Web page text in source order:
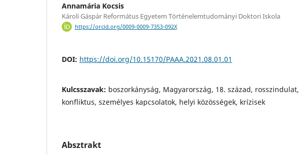
Annamária Kocsis
Károli Gáspár Református Egyetem Történelemtudományi Doktori Iskola
https://orcid.org/0009-0009-7353-092X
DOI: https://doi.org/10.15170/PAAA.2021.08.01.01
Kulcsszavak: boszorkányság, Magyarország, 18. század, rosszindulat,
konfliktus, személyes kapcsolatok, helyi közösségek, krízisek
Absztrakt